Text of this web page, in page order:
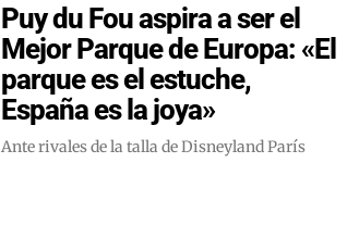
Puy du Fou aspira a ser el
Mejor Parque de Europa: «El
parque es el estuche,
España es la joya»
Ante rivales de la talla de Disneyland París